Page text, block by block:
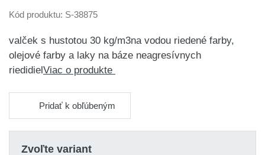
Kód produktu: S-38875
valček s hustotou 30 kg/m3na vodou riedené farby,
olejové farby a laky na báze neagresívnych
riedidielViac o produkte
Pridať k obľúbeným
Zvoľte variant